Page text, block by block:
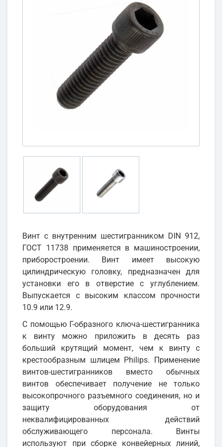
Винт с внутренним шестигранником DIN 912,
ГОСТ 11738 применяется в машиностроении,
приборостроении. Винт имеет высокую
цилиндрическую головку, предназначен для
установки его в отверстие с углублением.
Выпускается с высоким классом прочности
10.9 или 12.9.
С помощью Г-образного ключа-шестигранника
к винту можно приложить в десять раз
больший крутящий момент, чем к винту с
крестообразным шлицем Philips. Применение
винтов-шестигранников вместо обычных
винтов обеспечивает получение не только
высокопрочного разъемного соединения, но и
защиту оборудования от
неквалифицированных действий
обслуживающего персонала. Винты
используют при сборке конвейерных линий,